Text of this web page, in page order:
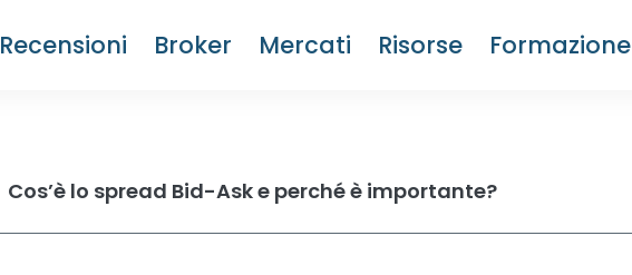
Recensioni Broker Mercati Risorse Formazione
Cos’è lo spread Bid-Ask e perché è importante?